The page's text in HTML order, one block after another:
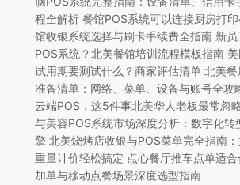
程全解析 餐馆POS系统可以连接厨房打
馆收银系统选择与刷卡手续费全指南 新
POS系统？北美餐馆培训流程模板指南
试用期要测试什么？商家评估清单 北美
准备清单：网络、菜单、设备与账号全攻
云端POS，这5件事北美华人老板最常忽
与美容POS系统市场深度分析：数字化转
擎 北美烧烤店收银与POS菜单完全指南
重量计价轻松搞定 点心餐厅推车点单适合
加单与移动点餐场景深度选型指南